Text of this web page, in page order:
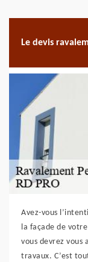
Le devis
Avez-vous
la façade de
vous devrez vous
travaux. C’est